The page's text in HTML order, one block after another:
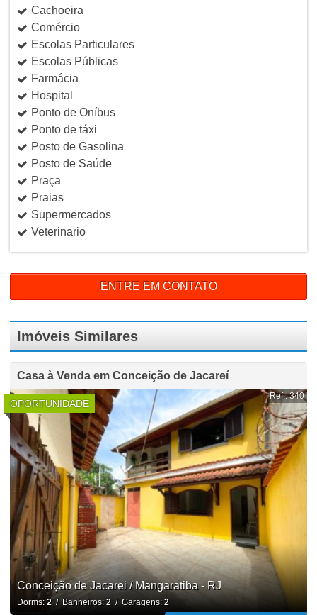
Cachoeira
Comércio
Escolas Particulares
Escolas Públicas
Farmácia
Hospital
Ponto de Oníbus
Ponto de táxi
Posto de Gasolina
Posto de Saúde
Praça
Praias
Supermercados
Veterinario
ENTRE EM CONTATO
Imóveis Similares
Casa à Venda em Conceição de Jacareí
OPORTUNIDADE
Ref.: 340
Conceição de Jacarei / Mangaratiba - RJ
Dorms: 2/ Banheiros: 2/ Garagens: 2